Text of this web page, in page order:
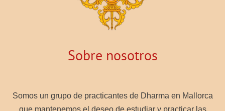
Sobre nosotros
Somos un grupo de practicantes de Dharma en Mallorca
que mantenemos el deseo de estudiar y practicar las